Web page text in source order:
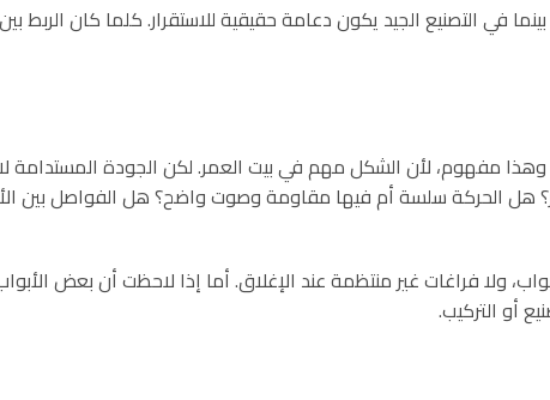
في التصنيع الجيد يكون دعامة حقيقية للاستقرار. كلما كان الربط
مفهوم، لأن الشكل مهم في بيت العمر. لكن الجودة المستدامة
هل الحركة سلسة أم فيها مقاومة وصوت واضح؟ هل الفواصل بين
ولا فراغات غير منتظمة عند الإغلاق. أما إذا لاحظت أن بعض
أو التركيب.